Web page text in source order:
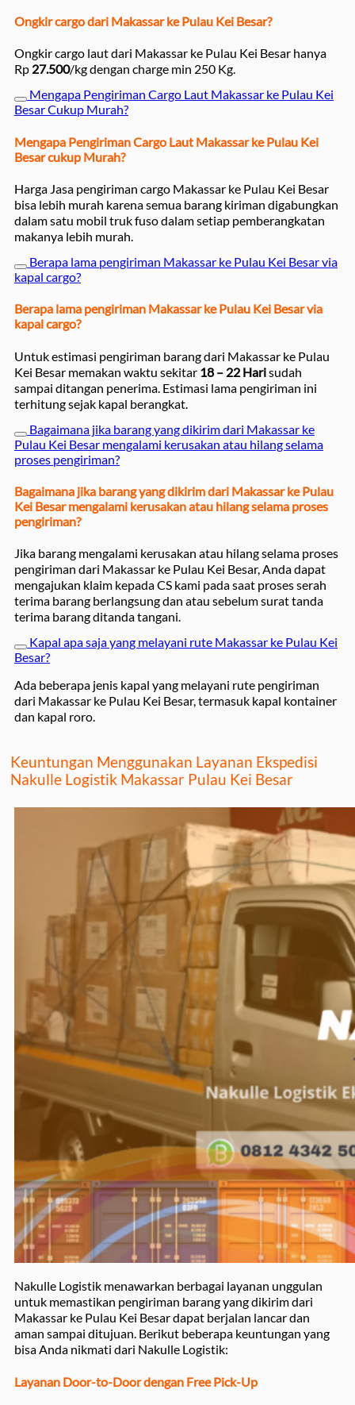
Ongkir cargo dari Makassar ke Pulau Kei Besar?
Ongkir cargo laut dari Makassar ke Pulau Kei Besar hanya
Rp 27.500/kg dengan charge min 250 Kg.
Mengapa Pengiriman Cargo Laut Makassar ke Pulau Kei
Besar Cukup Murah?
Mengapa Pengiriman Cargo Laut Makassar ke Pulau Kei
Besar cukup Murah?
Harga Jasa pengiriman cargo Makassar ke Pulau Kei Besar
bisa lebih murah karena semua barang kiriman digabungkan
dalam satu mobil truk fuso dalam setiap pemberangkatan
makanya lebih murah.
Berapa lama pengiriman Makassar ke Pulau Kei Besar via
kapal cargo?
Berapa lama pengiriman Makassar ke Pulau Kei Besar via
kapal cargo?
Untuk estimasi pengiriman barang dari Makassar ke Pulau
Kei Besar memakan waktu sekitar 18 – 22 Harisudah
sampai ditangan penerima. Estimasi lama pengiriman ini
terhitung sejak kapal berangkat.
Bagaimana jika barang yang dikirim dari Makassar ke
Pulau Kei Besar mengalami kerusakan atau hilang selama
proses pengiriman?
Bagaimana jika barang yang dikirim dari Makassar ke Pulau
Kei Besar mengalami kerusakan atau hilang selama proses
pengiriman?
Jika barang mengalami kerusakan atau hilang selama proses
pengiriman dari Makassar ke Pulau Kei Besar, Anda dapat
mengajukan klaim kepada CS kami pada saat proses serah
terima barang berlangsung dan atau sebelum surat tanda
terima barang ditanda tangani.
Kapal apa saja yang melayani rute Makassar ke Pulau Kei
Besar?
Ada beberapa jenis kapal yang melayani rute pengiriman
dari Makassar ke Pulau Kei Besar, termasuk kapal kontainer
dan kapal roro.
Keuntungan Menggunakan Layanan Ekspedisi
Nakulle Logistik Makassar Pulau Kei Besar
Nakulle Logistik menawarkan berbagai layanan unggulan
untuk memastikan pengiriman barang yang dikirim dari
Makassar ke Pulau Kei Besar dapat berjalan lancar dan
aman sampai ditujuan. Berikut beberapa keuntungan yang
bisa Anda nikmati dari Nakulle Logistik:
Layanan Door-to-Door dengan Free Pick-Up